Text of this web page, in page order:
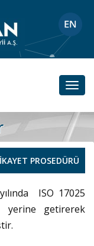
PROSEDÜRÜ
ISO 17025
yerine getirerek